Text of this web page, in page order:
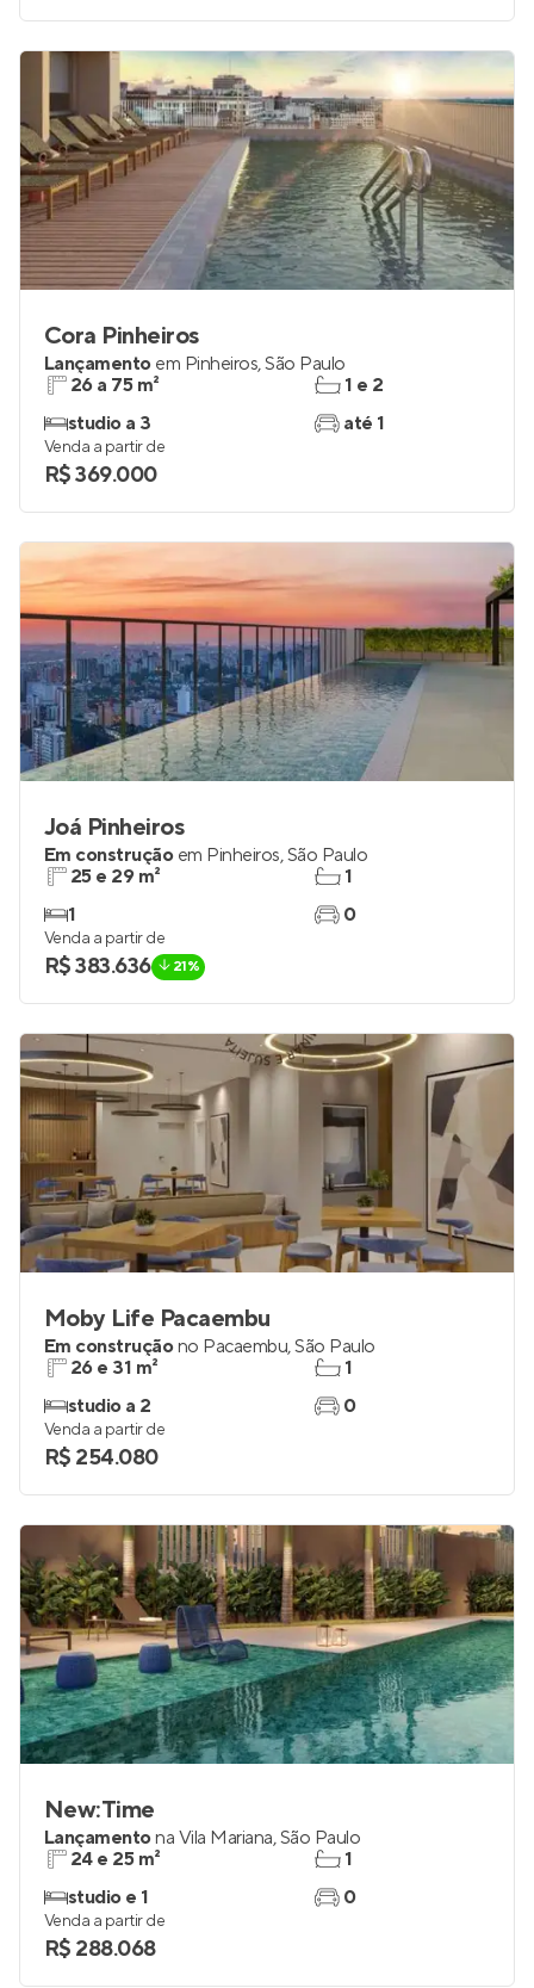
Cora Pinheiros
Lançamento em Pinheiros,São Paulo
26 a 75 m²
studio a 3
1 e 2
até 1
Venda a partir de
R$ 369.000
Joá Pinheiros
Em construção em Pinheiros,São Paulo
25 e 29 m²
1
1
0
Venda a partir de
R$ 383.636 21%
Moby Life Pacaembu
Em construçãono Pacaembu,São Paulo
26 e 31 m²
studio a 2
1
0
Venda a partir de
R$ 254.080
New:Time
Lançamentona Vila Mariana,São Paulo
24 e 25 m²
studio e 1
1
0
Venda a partir de
R$ 288.068